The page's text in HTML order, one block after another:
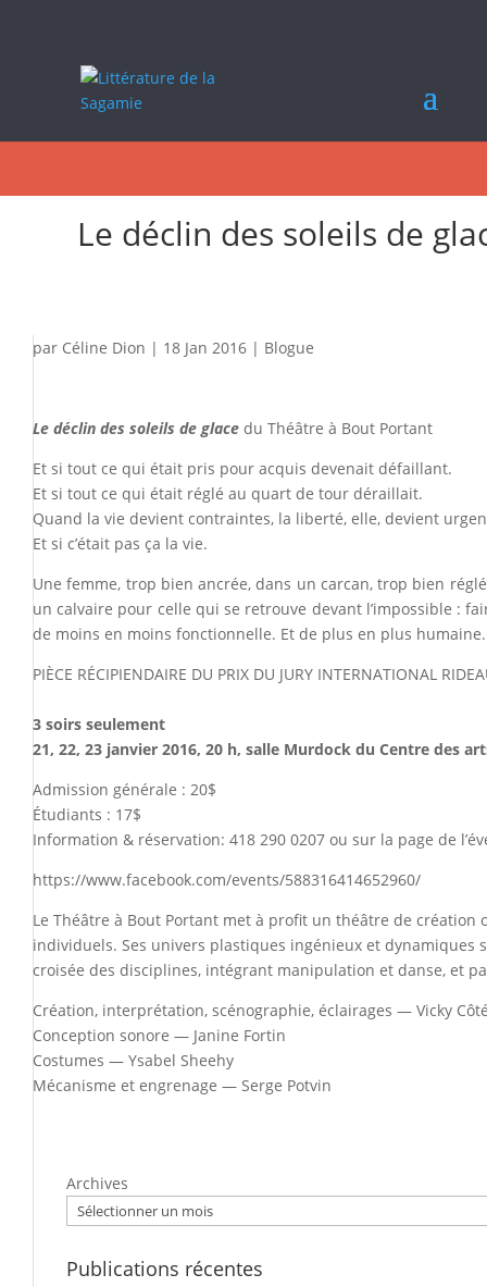
Le déclin des soleils de
par Céline Dion | 18 Jan 2016 | Blogue
Le déclin des soleils de glace du Théâtre à Bout Portant
Et si tout ce qui était pris pour acquis devenait défaillant.
Et si tout ce qui était réglé au quart de tour déraillait.
Quand la vie devient contraintes, la liberté, elle, devient
Et si c’était pas ça la vie.
Une femme, trop bien ancrée, dans un carcan, trop bien
un calvaire pour celle qui se retrouve devant l’impossible :
de moins en moins fonctionnelle. Et de plus en plus humaine.
PIÈCE RÉCIPIENDAIRE DU PRIX DU JURY INTERNATIONAL
3 soirs seulement
21, 22, 23 janvier 2016, 20 h, salle Murdock du Centre des
Admission générale : 20$
Étudiants : 17$
Information & réservation: 418 290 0207 ou sur la page de
https://www.facebook.com/events/588316414652960/
Le Théâtre à Bout Portant met à profit un théâtre de
individuels. Ses univers plastiques ingénieux et dynamiques
croisée des disciplines, intégrant manipulation et danse, et
Création, interprétation, scénographie, éclairages — Vicky
Conception sonore — Janine Fortin
Costumes — Ysabel Sheehy
Mécanisme et engrenage — Serge Potvin
Archives
Publications récentes